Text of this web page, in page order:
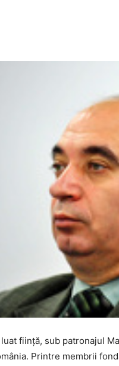
fiinţă, sub patronajul
Printre membrii